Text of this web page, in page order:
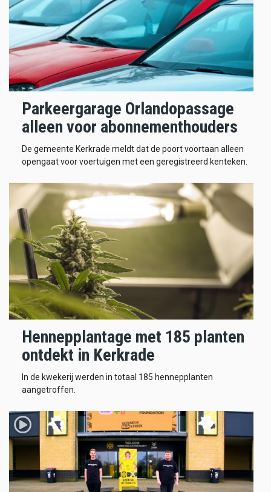
Parkeergarage Orlandopassage
alleen voor abonnementhouders
De gemeente Kerkrade meldt dat de poort voortaan alleen
opengaat voor voertuigen met een geregistreerd kenteken.
Hennepplantage met 185 planten
ontdekt in Kerkrade
In de kwekerij werden in totaal 185 hennepplanten
aangetroffen.